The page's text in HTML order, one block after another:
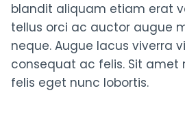
blandit aliquam etiam erat
tellus orci ac auctor augue
neque. Augue lacus viverra
consequat ac felis. Sit amet
felis eget nunc lobortis.